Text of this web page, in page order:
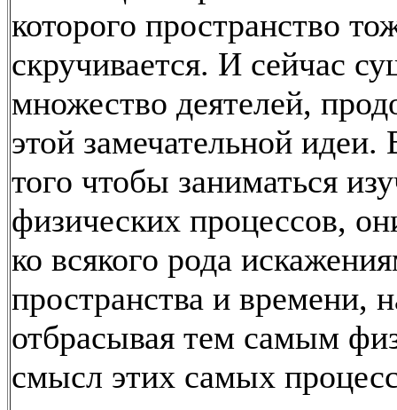
которого пространство
скручивается. И сейчас
множество деятелей,
этой замечательной идеи.
того чтобы заниматься
физических процессов,
ко всякого рода
пространства и времени,
отбрасывая тем самым
смысл этих самых